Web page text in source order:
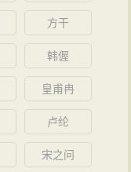
方干
韩偓
皇甫冉
卢纶
宋之问